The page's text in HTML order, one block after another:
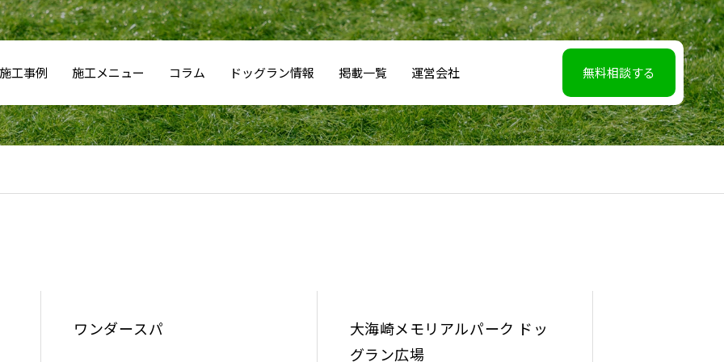
施工事例 施工メニュー コラム ドッグラン情報 掲載一覧 運営会社 無料相談する
ワンダースパ
大海崎メモリアルパーク ドッ
グラン広場